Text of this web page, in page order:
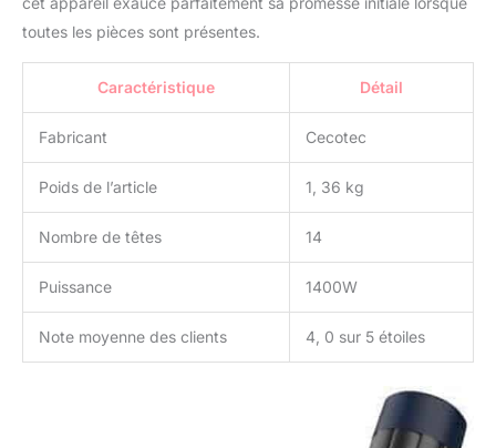
toutes les pièces sont présentes.
Caractéristique Détail
Fabricant Cecotec
Poids de l’article 1, 36 kg
Nombre de têtes 14
Puissance 1400W
Note moyenne des clients 4, 0 sur 5 étoiles